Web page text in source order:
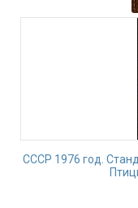
СССР 1976 год.